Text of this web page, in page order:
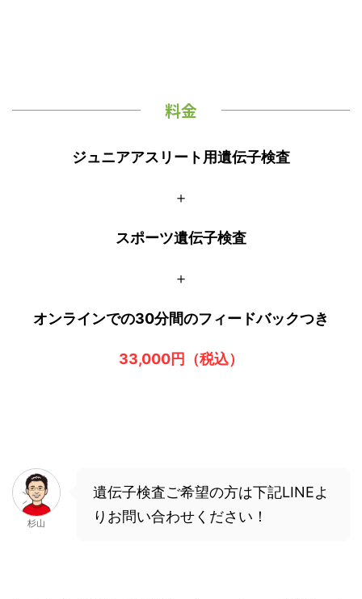
料金
ジュニアアスリート用遺伝子検査
＋
スポーツ遺伝子検査
＋
オンラインでの30分間のフィードバックつき
33,000円（税込）
杉山
遺伝子検査ご希望の方は下記LINEよ
りお問い合わせください！